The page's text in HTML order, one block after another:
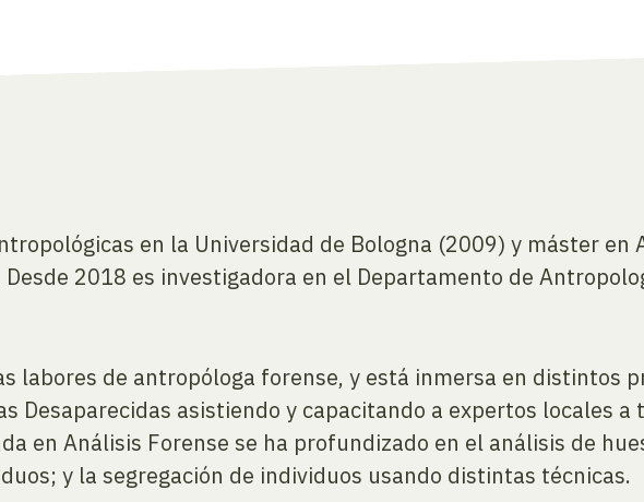
en la Universidad de Bologna (2009) y máster
2018 es investigadora en el Departamento de
labores de antropóloga forense, y está inmersa en distintos
Desaparecidas asistiendo y capacitando a expertos locales a
en Análisis Forense se ha profundizado en el análisis de
y la segregación de individuos usando distintas técnicas.